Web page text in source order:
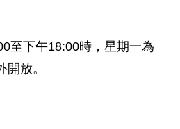
至下午18:00時，星期一為
開放。